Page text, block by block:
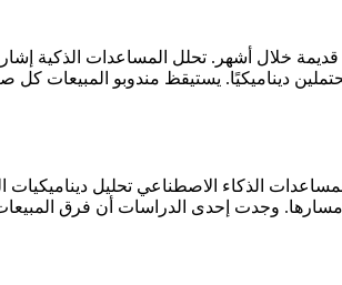
قديمة خلال أشهر. تحلل المساعدات الذكية
ديناميكيًا. يستيقظ مندوبو المبيعات
لمساعدات الذكاء الاصطناعي تحليل
مسارها. وجدت إحدى الدراسات أن فرق